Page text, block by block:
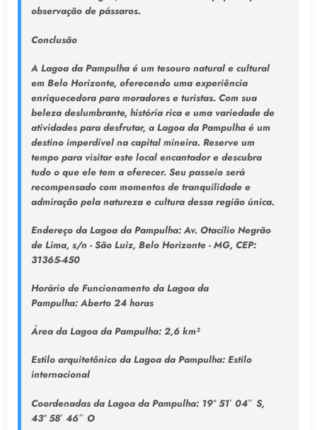
observação de pássaros.
Conclusão
A Lagoa da Pampulha é um tesouro natural e cultural
em Belo Horizonte, oferecendo uma experiência
enriquecedora para moradores e turistas. Com sua
beleza deslumbrante, história rica e uma variedade de
atividades para desfrutar, a Lagoa da Pampulha é um
destino imperdível na capital mineira. Reserve um
tempo para visitar este local encantador e descubra
tudo o que ele tem a oferecer. Seu passeio será
recompensado com momentos de tranquilidade e
admiração pela natureza e cultura dessa região única.
Endereço da Lagoa da Pampulha: Av. Otacílio Negrão
de Lima, s/n - São Luiz, Belo Horizonte - MG, CEP:
31365-450
Horário de Funcionamento da Lagoa da
Pampulha:Aberto 24 horas
Área da Lagoa da Pampulha:2,6 km²
Estilo arquitetônico da Lagoa da Pampulha:Estilo
internacional
Coordenadas da Lagoa da Pampulha:19° 51′ 04″ S,
43° 58′ 46″ O